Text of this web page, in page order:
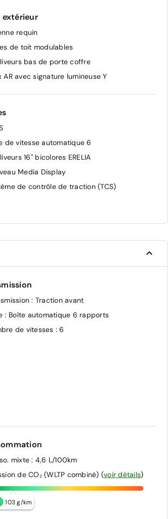
extérieur
requin
de toit modulables
bas de porte coffre
AR avec signature lumineuse Y
de vitesse automatique 6
16'' bicolores ERELIA
Media Display
de contrôle de traction (TCS)
: Traction avant
: Boîte automatique 6 rapports
de vitesses : 6
mixte: 4,6 L/100km
de CO₂ (WLTP combiné) (voir détails)
103 g/km